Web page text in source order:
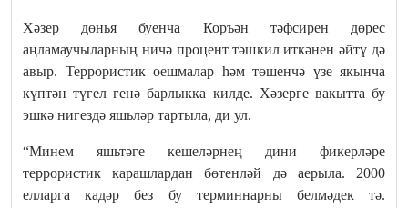
Хәзер дөнья буенча Коръән тәфсирен дөрес
аңламаучыларның ничә процент тәшкил иткәнен әйтү дә
авыр. Террористик оешмалар һәм төшенчә үзе якынча
күптән түгел генә барлыкка килде. Хәзерге вакытта бу
эшкә нигездә яшьләр тартыла, ди ул.
“Минем яшьтәге кешеләрнең дини фикерләре
террористик карашлардан бөтенләй дә аерыла. 2000
елларга кадәр без бу терминнарны белмәдек тә.